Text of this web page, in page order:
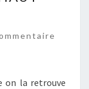
on la retrouve